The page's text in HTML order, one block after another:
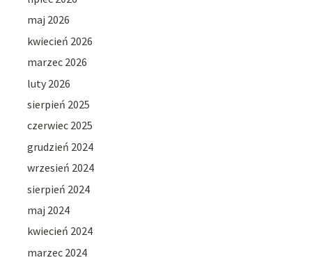
maj 2026
kwiecień 2026
marzec 2026
luty 2026
sierpień 2025
czerwiec 2025
grudzień 2024
wrzesień 2024
sierpień 2024
maj 2024
kwiecień 2024
marzec 2024